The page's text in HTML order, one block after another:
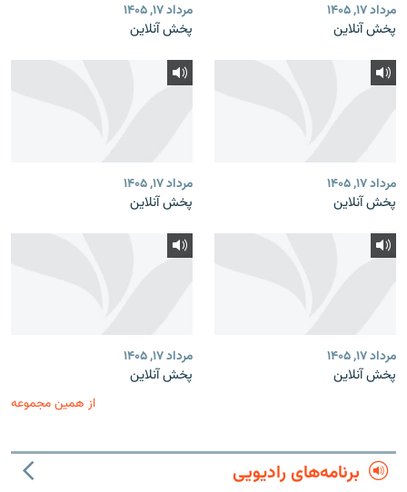
مرداد ۱۷, ۱۴۰۵
پخش آنلاین
مرداد ۱۷, ۱۴۰۵
پخش آنلاین
مرداد ۱۷, ۱۴۰۵
پخش آنلاین
مرداد ۱۷, ۱۴۰۵
پخش آنلاین
مرداد ۱۷, ۱۴۰۵
پخش آنلاین
مرداد ۱۷, ۱۴۰۵
پخش آنلاین
از همین مجموعه
برنامه‌های رادیویی